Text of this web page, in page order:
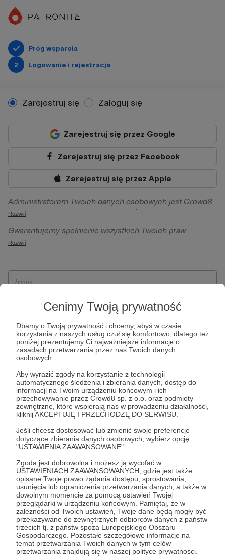
Cenimy Twoją prywatność
Dbamy o Twoją prywatność i chcemy, abyś w czasie
korzystania z naszych usług czuł się komfortowo, dlatego też
poniżej prezentujemy Ci najważniejsze informacje o
zasadach przetwarzania przez nas Twoich danych
osobowych.
Aby wyrazić zgody na korzystanie z technologii
automatycznego śledzenia i zbierania danych, dostęp do
informacji na Twoim urządzeniu końcowym i ich
przechowywanie przez Crowd8 sp. z o.o. oraz podmioty
zewnętrzne, które wspierają nas w prowadzeniu działalności,
kliknij AKCEPTUJĘ I PRZECHODZĘ DO SERWISU.
Jeśli chcesz dostosować lub zmienić swoje preferencje
dotyczące zbierania danych osobowych, wybierz opcję
"USTAWIENIA ZAAWANSOWANE".
Zgoda jest dobrowolna i możesz ją wycofać w
USTAWIENIACH ZAAWANSOWANYCH, gdzie jest także
opisane Twoje prawo żądania dostępu, sprostowania,
usunięcia lub ograniczenia przetwarzania danych, a także w
dowolnym momencie za pomocą ustawień Twojej
przeglądarki w urządzeniu końcowym. Pamiętaj, że w
zależności od Twoich ustawień, Twoje dane będą mogły być
przekazywane do zewnętrznych odbiorców danych z państw
trzecich tj. z państw spoza Europejskiego Obszaru
Gospodarczego. Pozostałe szczegółowe informacje na
temat przetwarzania Twoich danych w tym celów
przetwarzania znajdują się w naszej polityce prywatności.
Próg wsparcia
2
Logowanie i rejestracja
Zarejestruj się Zaloguj się
Zarejestruj się przez Google
Zarejestruj się przez Facebook
Zarejestruj się przez Apple
Administratorem Twoich danych osobowych jest Crowd8
sp. z o.o. z siedziba w Warszawie, ul. Żwirki i Wigury 16, 02-
092 Warszawa. Twoje dane osobowe będą przetwarzane w
szczególności w celu wykonania umowy zawartej z Tobą, w
Patronite.pl, w tym możliwości dokonywania oraz
otrzymywania wsparcia na naszej platformie oraz
Rozwiń
Gwarantujemy spełnienie wszystkich Twoich praw
wynikających z ogólnego rozporządzenia o ochronie
ich przenoszenia, niepodlegania zautomatyzowanemu
wyrażenia sprzeciwu wobec przetwarzania Twoich danych
osobowych. Rejestracja dla osób niepełnoletnich możliwa
jest po przekazaniu podpisanego formularza "Zgodna na
założenie konta przez osobę niepełnoletnią", formularz
dostępny jest na stronie regulaminu Patronite.pl.
Rozwiń
* Zapoznałem się i akceptujęRegulaminserwisu oraz
* Wyrażam zgodę na przetwarzanie moich danych
osobowych podanych w formularzu rejestracyjnym w celu
prawidłowego świadczenia usług serwisu Patronite.
Wyrażam zgodę na otrzymywanie drogą elektroniczną
informacji handlowych - newslettera. Opcja ta może zostać
zmieniona w ustawieniach konta.